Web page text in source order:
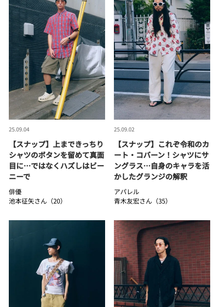
25.09.04
【スナップ】上まできっちり
シャツのボタンを留めて真面
目に…ではなくハズしはビー
ニーで
俳優
池本征矢さん（20）
25.09.02
【スナップ】これぞ令和のカ
ート・コバーン！シャツにサ
ングラス…自身のキャラを活
かしたグランジの解釈
アパレル
青木友宏さん（35）